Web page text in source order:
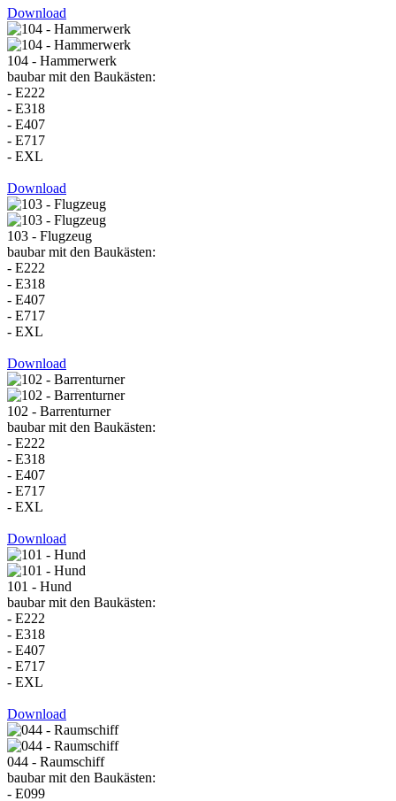
Download
104 - Hammerwerk
baubar mit den Baukästen:
- E222
- E318
- E407
- E717
- EXL
Download
103 - Flugzeug
baubar mit den Baukästen:
- E222
- E318
- E407
- E717
- EXL
Download
102 - Barrenturner
baubar mit den Baukästen:
- E222
- E318
- E407
- E717
- EXL
Download
101 - Hund
baubar mit den Baukästen:
- E222
- E318
- E407
- E717
- EXL
Download
044 - Raumschiff
baubar mit den Baukästen:
- E099